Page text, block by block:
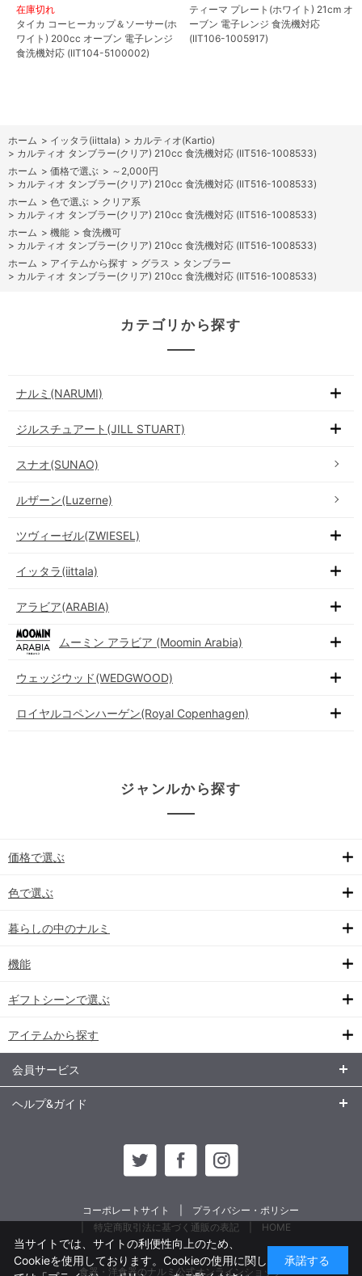
在庫切れ
タイカ コーヒーカップ＆ソーサー(ホ
ワイト) 200cc オーブン 電子レンジ
食洗機対応 (IIT104-5100002)
ティーマ プレート(ホワイト) 21cm オ
ーブン 電子レンジ 食洗機対応
(IIT106-1005917)
ホーム > イッタラ(iittala) > カルティオ(Kartio)
> カルティオ タンブラー(クリア) 210cc 食洗機対応 (IIT516-1008533)
ホーム > 価格で選ぶ > ～2,000円
> カルティオ タンブラー(クリア) 210cc 食洗機対応 (IIT516-1008533)
ホーム > 色で選ぶ > クリア系
> カルティオ タンブラー(クリア) 210cc 食洗機対応 (IIT516-1008533)
ホーム > 機能 > 食洗機可
> カルティオ タンブラー(クリア) 210cc 食洗機対応 (IIT516-1008533)
ホーム > アイテムから探す > グラス > タンブラー
> カルティオ タンブラー(クリア) 210cc 食洗機対応 (IIT516-1008533)
カテゴリから探す
ナルミ(NARUMI)
ジルスチュアート(JILL STUART)
スナオ(SUNAO)
ルザーン(Luzerne)
ツヴィーゼル(ZWIESEL)
イッタラ(iittala)
アラビア(ARABIA)
ムーミン アラビア (Moomin Arabia)
ウェッジウッド(WEDGWOOD)
ロイヤルコペンハーゲン(Royal Copenhagen)
ジャンルから探す
価格で選ぶ
色で選ぶ
暮らしの中のナルミ
機能
ギフトシーンで選ぶ
アイテムから探す
会員サービス
ヘルプ&ガイド
コーポレートサイト
プライバシー・ポリシー
特定商取引法に基づく通販の表記
HOME
食器・洋食器のナルミ公式オンラインショップ
当サイトでは、サイトの利便性向上のため、
Cookieを使用しております。Cookieの使用に関し
承諾する